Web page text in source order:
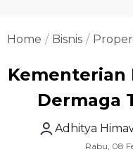
Home Bisnis
Kementerian
Dermaga
Adhitya
Rabu, 08